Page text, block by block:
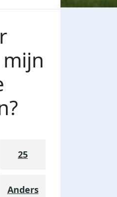
25
Anders